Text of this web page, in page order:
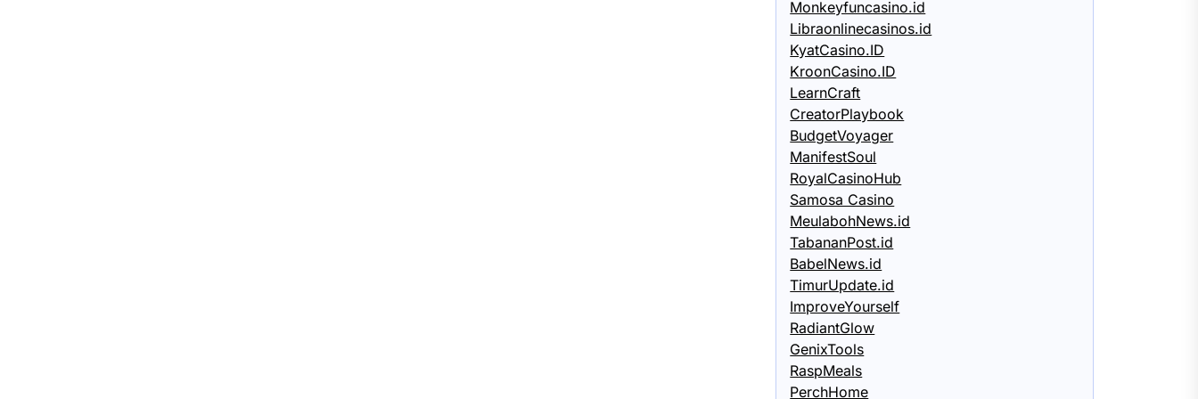
Monkeyfuncasino.id
Libraonlinecasinos.id
KyatCasino.ID
KroonCasino.ID
LearnCraft
CreatorPlaybook
BudgetVoyager
ManifestSoul
RoyalCasinoHub
Samosa Casino
MeulabohNews.id
TabananPost.id
BabelNews.id
TimurUpdate.id
ImproveYourself
RadiantGlow
GenixTools
RaspMeals
PerchHome